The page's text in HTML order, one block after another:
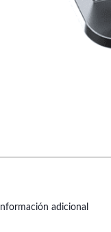
Información adicional